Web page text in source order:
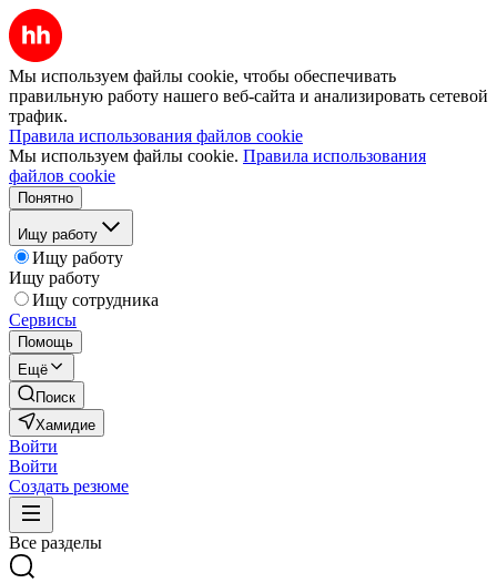
Мы используем файлы cookie, чтобы обеспечивать
правильную работу нашего веб-сайта и анализировать сетевой
трафик.
Правила использования файлов cookie
Мы используем файлы cookie. Правила использования
файлов cookie
Понятно
Ищу работу
Ищу работу
Ищу работу
Ищу сотрудника
Сервисы
Помощь
Ещё
Поиск
Хамидие
Войти
Войти
Создать резюме
Все разделы